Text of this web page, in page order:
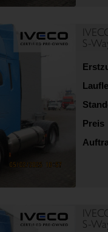
S-
Preis
S-